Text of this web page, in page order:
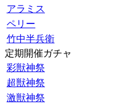
アラミス
ペリー
竹中半兵衛
定期開催ガチャ
彩獣神祭
超獣神祭
激獣神祭